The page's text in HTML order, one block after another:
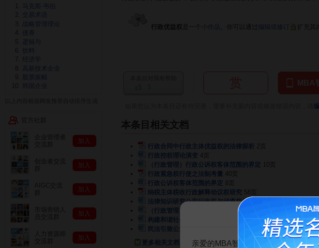
行政优益权 是一个 小作品 编辑或修订 扩充其
5
本条目相关文档
行政合同中行政主体优益权的法律探析 2页
行政控权理论演变
（行政管理）行政公诉权客体范围的界定 10页
行政紧急权行使之法制考量
40页
行政公诉权客体范围的界定 8页
纳税主体税收行政解释动议权研究 58页
法律知识研究公安行政权与侦查权关系
（行政管理）国家工商局行政行使行政处罚自由裁权指导意见
构建和谐社会的核心_增强行政权的亲和力
15页
民法引致公法所带来的司法权与行政权的冲突与协调 3页
更多相关文档
马克斯·韦伯
交易术语
战略管理理论
债券
逻辑与
饮料
经济学
高新技术企业
股票振幅
韩国企业
加入
加入
加入
加入
加入
告MBA智库
亲爱的MBA智库百科用户：